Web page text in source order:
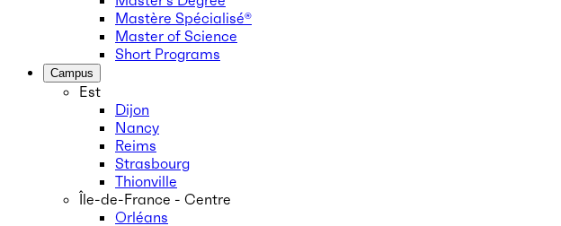
Mastère Spécialisé®
Master of Science
Short Programs
Campus
Est
Dijon
Nancy
Reims
Strasbourg
Thionville
Île-de-France - Centre
Orléans